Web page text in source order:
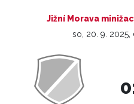
Jižní Morava
so, 20. 9. 2025,